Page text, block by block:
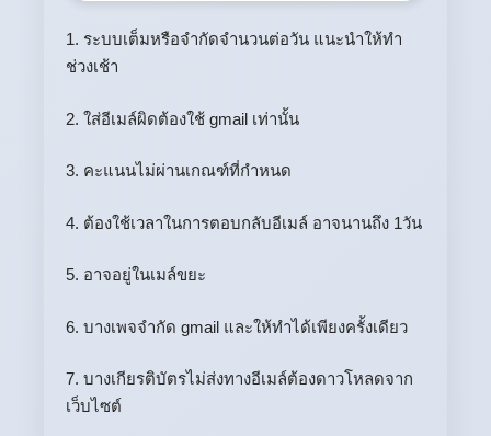
1. ระบบเต็มหรือจำกัดจำนวนต่อวัน แนะนำให้ทำ
ช่วงเช้า
2. ใส่อีเมล์ผิดต้องใช้ gmail เท่านั้น
3. คะแนนไม่ผ่านเกณฑ์ที่กำหนด
4. ต้องใช้เวลาในการตอบกลับอีเมล์ อาจนานถึง 1วัน
5. อาจอยู่ในเมล์ขยะ
6. บางเพจจำกัด gmail และให้ทำได้เพียงครั้งเดียว
7. บางเกียรติบัตรไม่ส่งทางอีเมล์ต้องดาวโหลดจาก
เว็บไซต์